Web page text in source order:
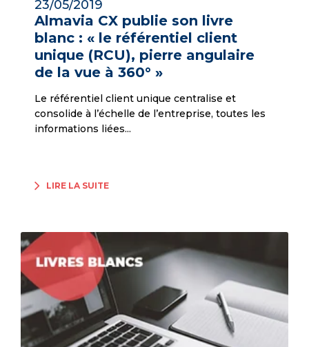
23/05/2019
Almavia CX publie son livre
blanc : « le référentiel client
unique (RCU), pierre angulaire
de la vue à 360° »
Le référentiel client unique centralise et
consolide à l’échelle de l’entreprise, toutes les
informations liées...
LIRE LA SUITE